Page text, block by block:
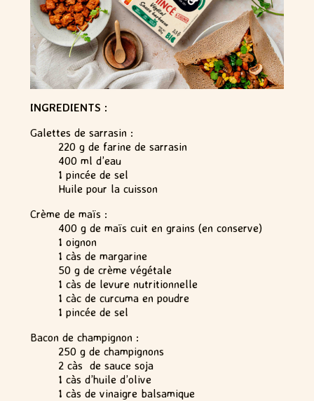
INGREDIENTS :
Galettes de sarrasin :
220 g de farine de sarrasin
400 ml d’eau
1 pincée de sel
Huile pour la cuisson
Crème de maïs :
400 g de maïs cuit en grains (en conserve)
1 oignon
1 càs de margarine
50 g de crème végétale
1 càs de levure nutritionnelle
1 càc de curcuma en poudre
1 pincée de sel
Bacon de champignon :
250 g de champignons
2 càs de sauce soja
1 càs d’huile d’olive
1 càs de vinaigre balsamique